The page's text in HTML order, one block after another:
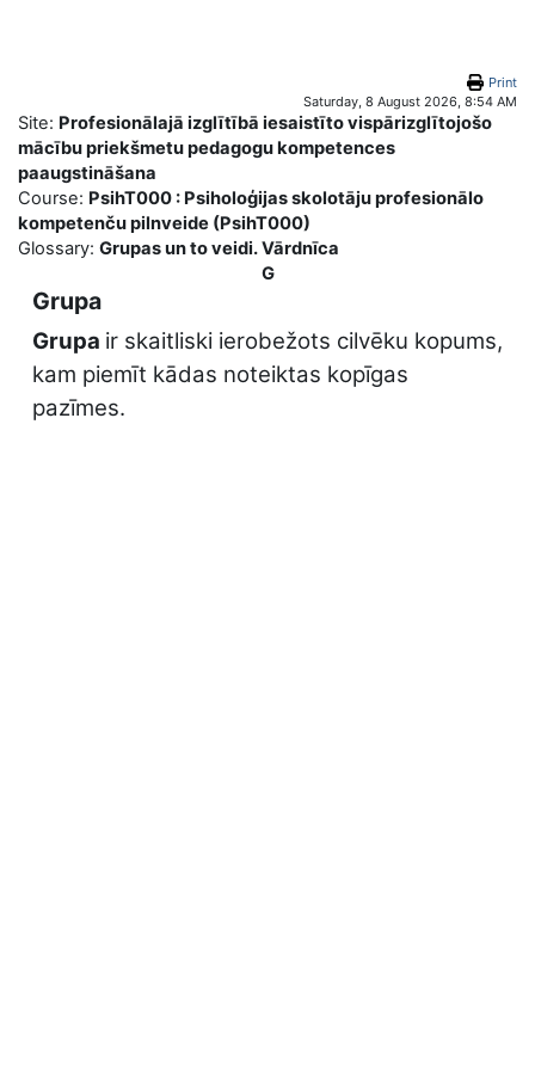
Print
Saturday, 8 August 2026, 8:54 AM
Site: Profesionālajā izglītībā iesaistīto vispārizglītojošo
mācību priekšmetu pedagogu kompetences
paaugstināšana
Course: PsihT000 : Psiholoģijas skolotāju profesionālo
kompetenču pilnveide (PsihT000)
Glossary: Grupas un to veidi. Vārdnīca
G
Grupa
Grupa ir skaitliski ierobežots cilvēku kopums,
kam piemīt kādas noteiktas kopīgas
pazīmes.